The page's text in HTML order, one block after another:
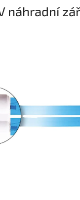
náhradní